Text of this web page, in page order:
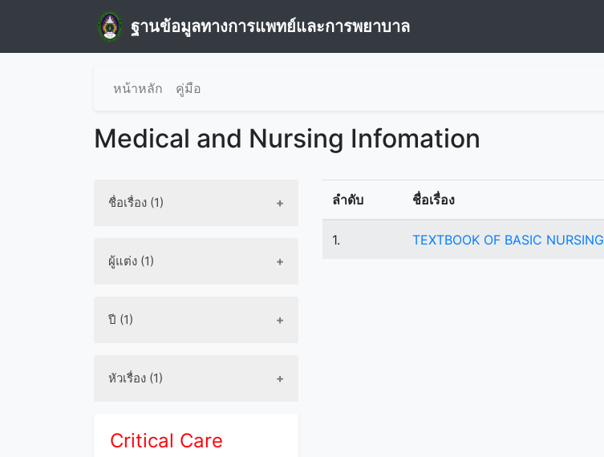
ฐานข้อมูลทางการแพทย์และการพยาบาล
หน้าหลัก คู่มือ
Medical and Nursing Infomation
ชื่อเรื่อง (1)
ผู้แต่ง (1)
ปี (1)
หัวเรื่อง (1)
Critical Care
ลำดับ ชื่อเรื่อง
1. TEXTBOOK OF BASIC NURSING